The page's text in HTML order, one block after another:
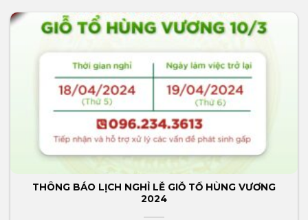
THÔNG BÁO LỊCH NGHỈ LỄ GIỖ TỔ HÙNG VƯƠNG
2024